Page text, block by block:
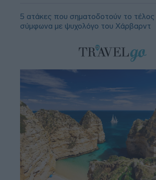
5 ατάκες που σηματοδοτούν το τέλος
σύμφωνα με ψυχολόγο του Χάρβαρντ